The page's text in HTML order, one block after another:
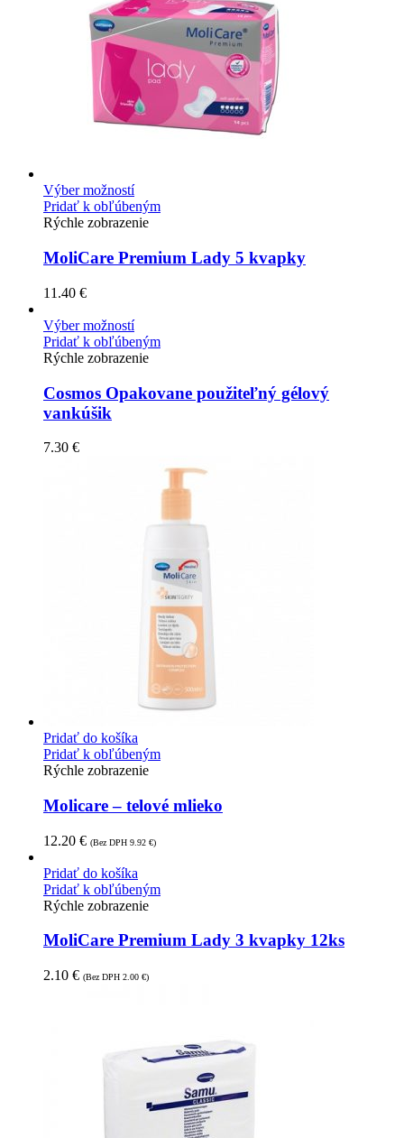
Výber možností
Pridať k obľúbeným
Rýchle zobrazenie
MoliCare Premium Lady 5 kvapky
11.40 €
Výber možností
Pridať k obľúbeným
Rýchle zobrazenie
Cosmos Opakovane použiteľný gélový
vankúšik
7.30 €
Pridať do košíka
Pridať k obľúbeným
Rýchle zobrazenie
Molicare – telové mlieko
12.20 € (Bez DPH 9.92 €)
Pridať do košíka
Pridať k obľúbeným
Rýchle zobrazenie
MoliCare Premium Lady 3 kvapky 12ks
2.10 € (Bez DPH 2.00 €)